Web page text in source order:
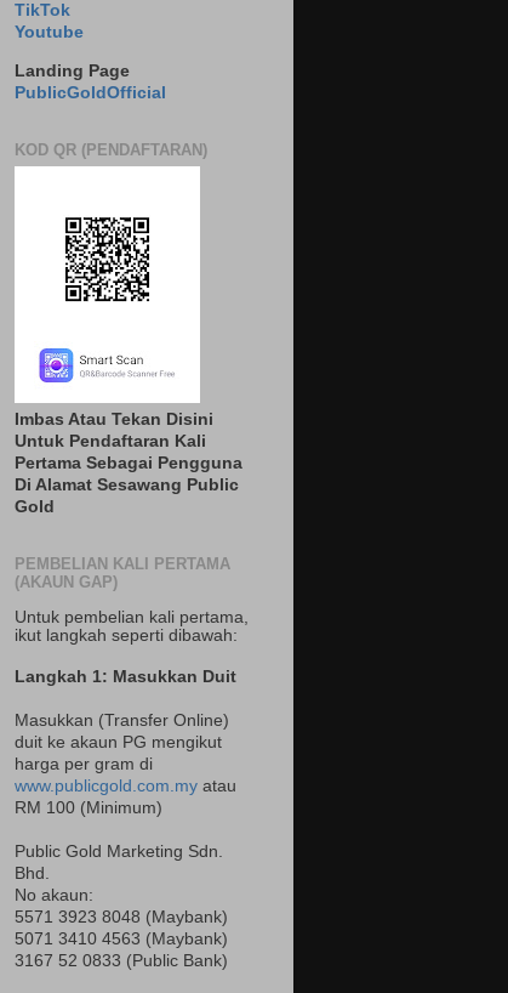
TikTok
Youtube
Landing Page
PublicGoldOfficial
KOD QR (PENDAFTARAN)
Imbas Atau Tekan Disini
Untuk Pendaftaran Kali
Pertama Sebagai Pengguna
Di Alamat Sesawang Public
Gold
PEMBELIAN KALI PERTAMA
(AKAUN GAP)
Untuk pembelian kali pertama,
ikut langkah seperti dibawah:
Langkah 1: Masukkan Duit
Masukkan (Transfer Online)
duit ke akaun PG mengikut
harga per gram di
www.publicgold.com.my atau
RM 100 (Minimum)
Public Gold Marketing Sdn.
Bhd.
No akaun:
5571 3923 8048 (Maybank)
5071 3410 4563 (Maybank)
3167 52 0833 (Public Bank)